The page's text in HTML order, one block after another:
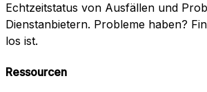
Echtzeitstatus von Ausfällen und
Dienstanbietern. Probleme haben?
los ist.
Ressourcen